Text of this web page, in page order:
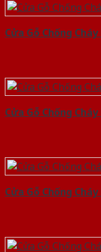
Cửa Gỗ Chống
Cửa Gỗ Chống
Cửa Gỗ Chống